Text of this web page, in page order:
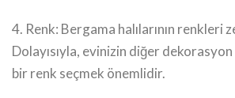
4. Renk: Bergama halılarının renkleri
Dolayısıyla, evinizin diğer
bir renk seçmek önemlidir.